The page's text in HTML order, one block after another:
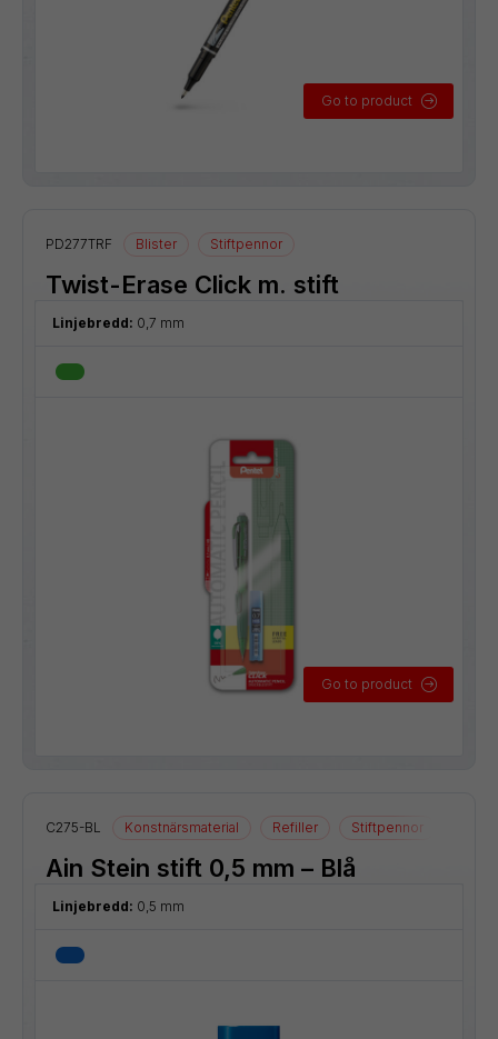
Go to product
PD277TRF Blister Stiftpennor
Twist-Erase Click m. stift
Linjebredd: 0,7 mm
Go to product
C275-BL Konstnärsmaterial Refiller Stiftpennor
Ain Stein stift 0,5 mm – Blå
Linjebredd: 0,5 mm